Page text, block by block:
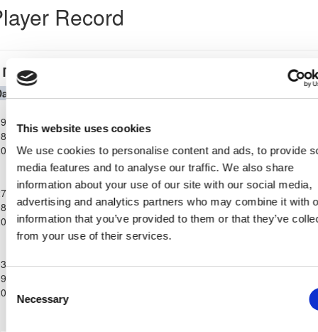
This website uses cookies
We use cookies to personalise content and ads, to provide
media features and to analyse our traffic. We also share
information about your use of our site with our social media,
advertising and analytics partners who may combine it with
information that you’ve provided to them or that they’ve
from your use of their services.
Consent
Selection
Necessary
Record
Παγκύπριο Πρωτάθλημα Α΄ Κατηγορίας 23/24
Πρωτάθλημα
Α΄
Κατηγορίας
23/24
ΑΠΟΛΛΩΝ
Παγκύπριο
Πρωτάθλημα
Α΄
Κατηγορίας
23/24
ΝΕΑ
ΣΑΛΑΜΙΝΑ
ΑΜΜΟΧΩΣΤΟΥ
1 1ΑΠΟΛΛΩΝ
ΛΕΜΕΣΟΥ
105'
Πρωτάθλημα
Κατηγορίας
23/24
ΑΠΟΛΛΩΝ
ΚΑΡΜΙΩΤΙΣΣΑ